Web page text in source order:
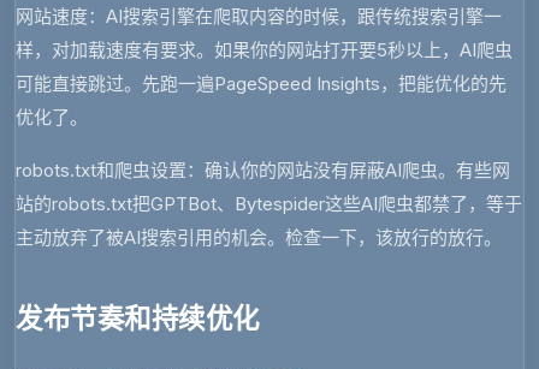
网站速度：AI搜索引擎在爬取内容的时候，跟传统搜索引擎一
样，对加载速度有要求。如果你的网站打开要5秒以上，AI爬虫
可能直接跳过。先跑一遍PageSpeed Insights，把能优化的先
优化了。
robots.txt和爬虫设置：确认你的网站没有屏蔽AI爬虫。有些网
站的robots.txt把GPTBot、Bytespider这些AI爬虫都禁了，等于
主动放弃了被AI搜索引用的机会。检查一下，该放行的放行。
发布节奏和持续优化